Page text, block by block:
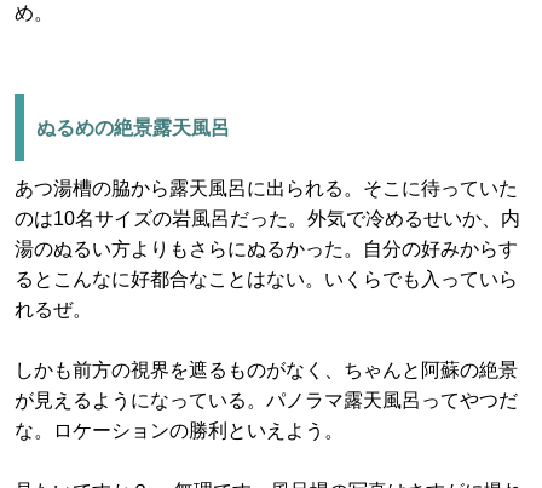
め。
ぬるめの絶景露天風呂
あつ湯槽の脇から露天風呂に出られる。そこに待っていた
のは10名サイズの岩風呂だった。外気で冷めるせいか、内
湯のぬるい方よりもさらにぬるかった。自分の好みからす
るとこんなに好都合なことはない。いくらでも入っていら
れるぜ。
しかも前方の視界を遮るものがなく、ちゃんと阿蘇の絶景
が見えるようになっている。パノラマ露天風呂ってやつだ
な。ロケーションの勝利といえよう。